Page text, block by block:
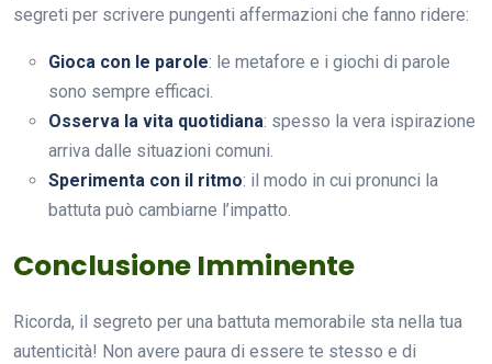
segreti per scrivere pungenti affermazioni che fanno ridere:
Gioca con le parole: le metafore e i giochi di parole
sono sempre efficaci.
Osserva la vita quotidiana: spesso la vera ispirazione
arriva dalle situazioni comuni.
Sperimenta con il ritmo: il modo in cui pronunci la
battuta può cambiarne l’impatto.
Conclusione Imminente
Ricorda, il segreto per una battuta memorabile sta nella tua
autenticità! Non avere paura di essere te stesso e di